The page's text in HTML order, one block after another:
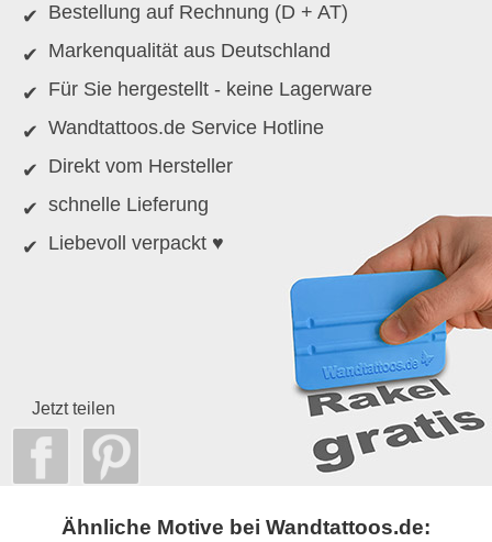
Bestellung auf Rechnung (D + AT)
Markenqualität aus Deutschland
Für Sie hergestellt - keine Lagerware
Wandtattoos.de Service Hotline
Direkt vom Hersteller
schnelle Lieferung
Liebevoll verpackt ♥
Jetzt teilen
Ähnliche Motive bei Wandtattoos.de: